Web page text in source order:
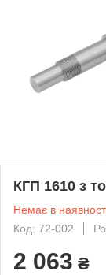
КГП 1610 з
Немає в
Код: 72-002
2 063 ₴